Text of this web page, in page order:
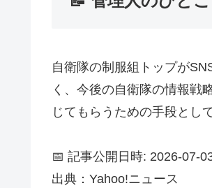
自衛隊の制服組トップが
く、今後の自衛隊の情報戦
じてもらうための手段とし
📅 記事公開日時: 2026-07-
出典：Yahoo!ニュース